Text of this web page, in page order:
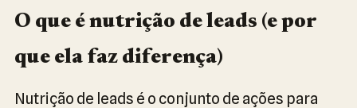
O que é nutrição de leads (e por
que ela faz diferença)
Nutrição de leads é o conjunto de ações para